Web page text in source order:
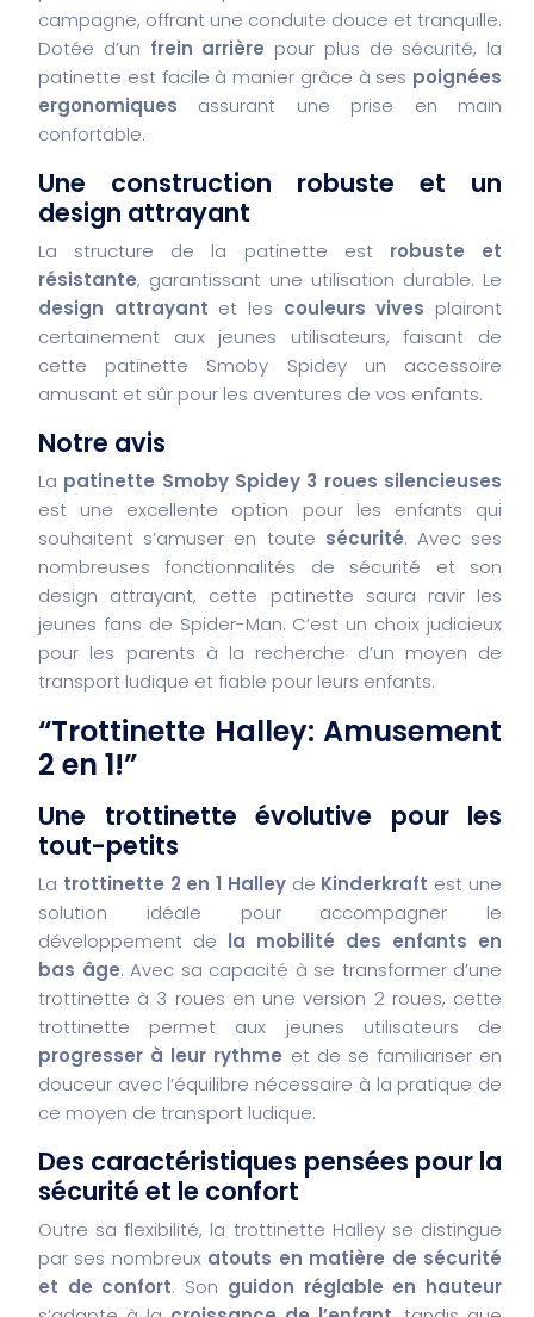
campagne, offrant une conduite douce et tranquille.
Dotée d’un frein arrière pour plus de sécurité, la
patinette est facile à manier grâce à ses poignées
ergonomiques assurant une prise en main
confortable.
Une construction robuste et un
design attrayant
La structure de la patinette est robuste et
résistante, garantissant une utilisation durable. Le
design attrayant et les couleurs vives plairont
certainement aux jeunes utilisateurs, faisant de
cette patinette Smoby Spidey un accessoire
amusant et sûr pour les aventures de vos enfants.
Notre avis
La patinette Smoby Spidey 3 roues silencieuses
est une excellente option pour les enfants qui
souhaitent s’amuser en toute sécurité. Avec ses
nombreuses fonctionnalités de sécurité et son
design attrayant, cette patinette saura ravir les
jeunes fans de Spider-Man. C’est un choix judicieux
pour les parents à la recherche d’un moyen de
transport ludique et fiable pour leurs enfants.
“Trottinette Halley: Amusement
2 en 1!”
Une trottinette évolutive pour les
tout-petits
La trottinette 2 en 1 Halleyde Kinderkraft est une
solution idéale pour accompagner le
développement de la mobilité des enfants en
bas âge. Avec sa capacité à se transformer d’une
trottinette à 3 roues en une version 2 roues, cette
trottinette permet aux jeunes utilisateurs de
progresser à leur rythme et de se familiariser en
douceur avec l’équilibre nécessaire à la pratique de
ce moyen de transport ludique.
Des caractéristiques pensées pour la
sécurité et le confort
Outre sa flexibilité, la trottinette Halley se distingue
par ses nombreux atouts en matière de sécurité
et de confort. Son guidon réglable en hauteur